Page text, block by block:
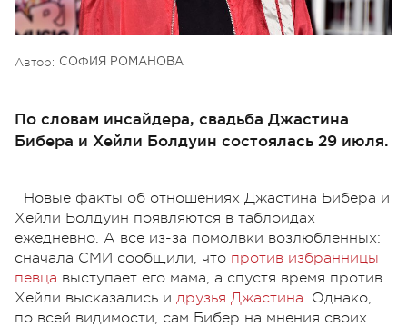
Автор: СОФИЯ РОМАНОВА
По словам инсайдера, свадьба Джастина
Бибера и Хейли Болдуин состоялась 29 июля.
Новые факты об отношениях Джастина Бибера и
Хейли Болдуин появляются в таблоидах
ежедневно. А все из-за помолвки возлюбленных:
сначала СМИ сообщили, что против избранницы
певца выступает его мама, а спустя время против
Хейли высказались и друзья Джастина. Однако,
по всей видимости, сам Бибер на мнения своих